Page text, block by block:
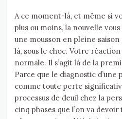
A ce moment-là, et même si
plus ou moins, la nouvelle
une mousson en pleine
là, sous le choc. Votre
normale. Il s’agit là de la
Parce que le diagnostic d’une
comme toute perte
processus de deuil chez la
cinq phases que l’on va